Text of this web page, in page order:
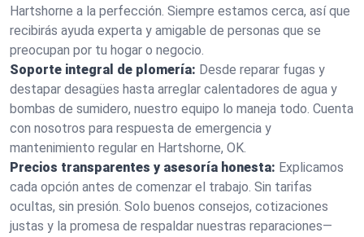
Hartshorne a la perfección. Siempre estamos cerca, así que
recibirás ayuda experta y amigable de personas que se
preocupan por tu hogar o negocio.
Soporte integral de plomería: Desde reparar fugas y
destapar desagües hasta arreglar calentadores de agua y
bombas de sumidero, nuestro equipo lo maneja todo. Cuenta
con nosotros para respuesta de emergencia y
mantenimiento regular en Hartshorne, OK.
Precios transparentes y asesoría honesta: Explicamos
cada opción antes de comenzar el trabajo. Sin tarifas
ocultas, sin presión. Solo buenos consejos, cotizaciones
justas y la promesa de respaldar nuestras reparaciones—